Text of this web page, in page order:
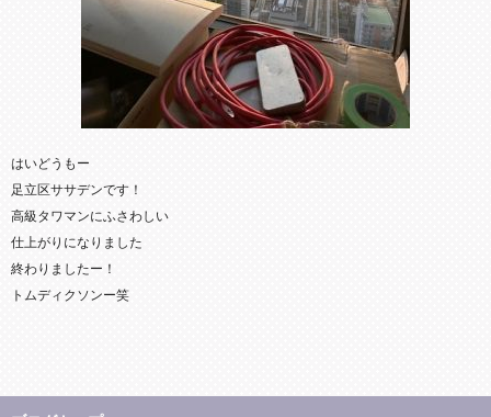
はいどうもー
足立区ササデンです！
高級タワマンにふさわしい
仕上がりになりました
終わりましたー！
トムディクソンー笑